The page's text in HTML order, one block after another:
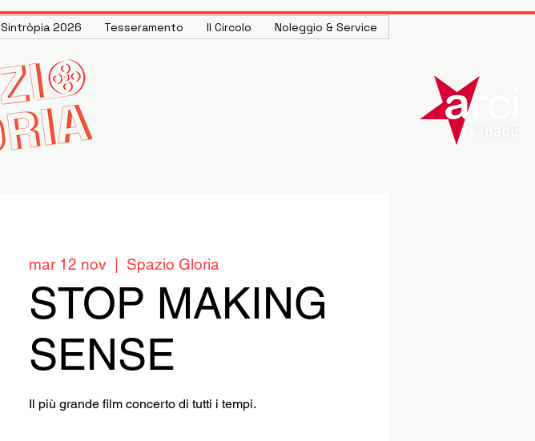
Sintròpia 2026 Tesseramento Il Circolo Noleggio & Service
mar 12 nov Spazio Gloria
STOP MAKING
SENSE
Il più grande film concerto di tutti i tempi.